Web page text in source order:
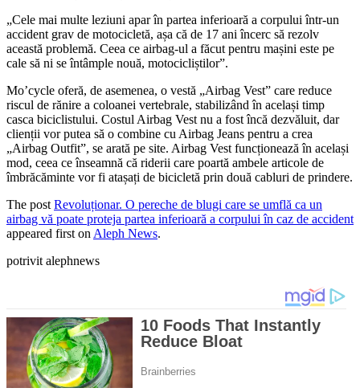
„Cele mai multe leziuni apar în partea inferioară a corpului într-un
accident grav de motocicletă, așa că de 17 ani încerc să rezolv
această problemă. Ceea ce airbag-ul a făcut pentru mașini este pe
cale să ni se întâmple nouă, motocicliștilor”.
Mo’cycle oferă, de asemenea, o vestă „Airbag Vest” care reduce
riscul de rănire a coloanei vertebrale, stabilizând în același timp
casca biciclistului. Costul Airbag Vest nu a fost încă dezvăluit, dar
clienții vor putea să o combine cu Airbag Jeans pentru a crea
„Airbag Outfit”, se arată pe site. Airbag Vest funcționează în același
mod, ceea ce înseamnă că riderii care poartă ambele articole de
îmbrăcăminte vor fi atașați de bicicletă prin două cabluri de prindere.
The post Revoluționar. O pereche de blugi care se umflă ca un
airbag vă poate proteja partea inferioară a corpului în caz de accident
appeared first on Aleph News.
potrivit alephnews